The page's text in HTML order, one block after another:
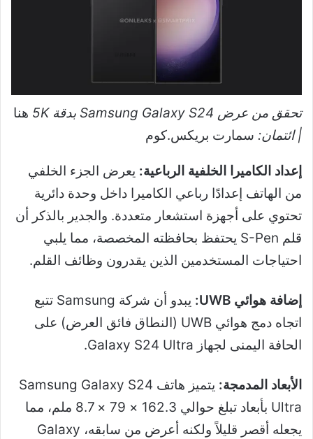
تحقق من عرض Samsung Galaxy S24 بدقة 5K
هنا
| ائتمان: سمارت بريكس.كوم
إعداد الكاميرا الخلفية الرباعية: يعرض الجزء الخلفي
من الهاتف إعدادًا رباعي الكاميرا داخل وحدة دائرية
تحتوي على أجهزة استشعار متعددة. والجدير بالذكر أن
قلم S-Pen يحتفظ بحافظته المخصصة، مما يلبي
احتياجات المستخدمين الذين يقدرون وظائف القلم.
إضافة هوائي UWB:
يبدو أن شركة Samsung تتبع
اتجاه دمج هوائي UWB (النطاق فائق العرض) على
الحافة اليمنى لجهاز Galaxy S24 Ultra.
الأبعاد المدمجة:
يتميز هاتف Samsung Galaxy S24
Ultra بأبعاد تبلغ حوالي 162.3 × 79 × 8.7 ملم، مما
يجعله أقصر قليلاً ولكنه أعرض من سابقه، Galaxy